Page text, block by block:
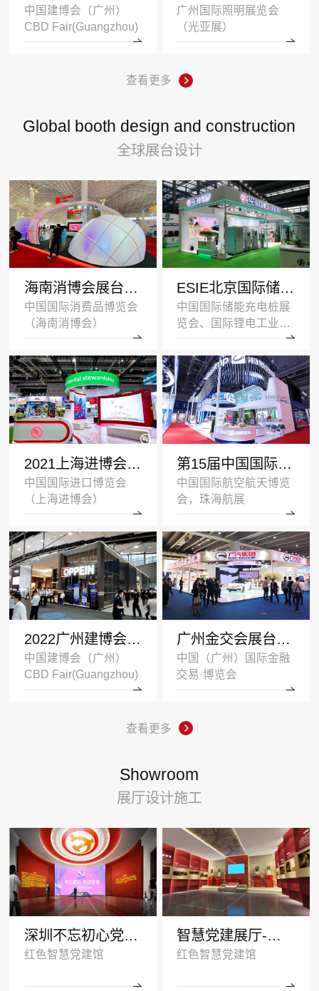
中国建博会（广州）
CBD Fair(Guangzhou)
广州国际照明展览会
（光亚展）
查看更多
Global booth design and construction
全球展台设计
海南消博会展台设计搭建案例-王府井集团-深圳展示设计公司
中国国际消费品博览会
（海南消博会）
ESIE北京国际储能展览会展台设计搭建案例-公牛集团
中国国际储能充电桩展
览会、国际锂电工业展
览会
2021上海进博会展台设计搭建案例-UL-深圳展览设计公司
中国国际进口博览会
（上海进博会）
第15届中国国际航空航天博览会展台设计案例_海斯坦普
中国国际航空航天博览
会，珠海航展
2022广州建博会双层展台设计搭建案例_欧派家居
中国建博会（广州）
CBD Fair(Guangzhou)
广州金交会展台设计案例_广汽集团
中国（广州）国际金融
交易·博览会
查看更多
Showroom
展厅设计施工
深圳不忘初心党建展厅
红色智慧党建馆
智慧党建展厅-塑造红色传承
红色智慧党建馆